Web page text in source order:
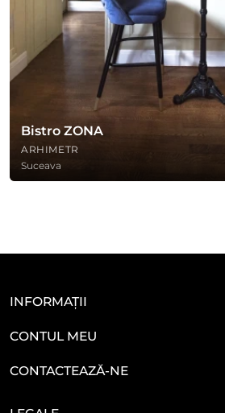
Bistro ZONA
ARHIMETR
Suceava
INFORMAȚII
CONTUL MEU
CONTACTEAZĂ-NE